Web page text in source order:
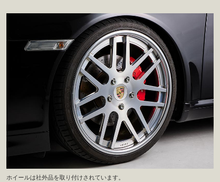
ホイールは社外品を取り付けされています。